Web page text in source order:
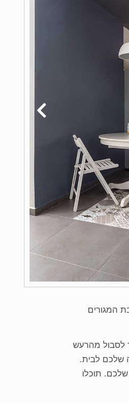
המגורים
לסבול מהרעש
שלכם לבית.
תוכלו